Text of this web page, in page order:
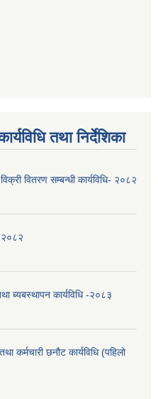
तथा निर्देशिका
वितरण सम्बन्धी कार्यविधि- २०८२
२०८२
ब्यबस्थापन कार्यविधि -२०८३
कर्मचारी छनौट कार्यविधि (पहिलो